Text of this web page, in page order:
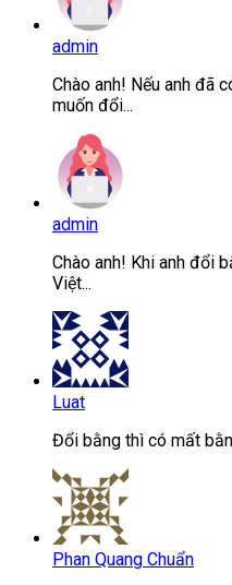
admin
Chào anh! Nếu anh đã
muốn đổi...
admin
Chào anh! Khi anh đổi
Việt...
Luat
Đổi bằng thì có mất
Phan Quang Chuẩn